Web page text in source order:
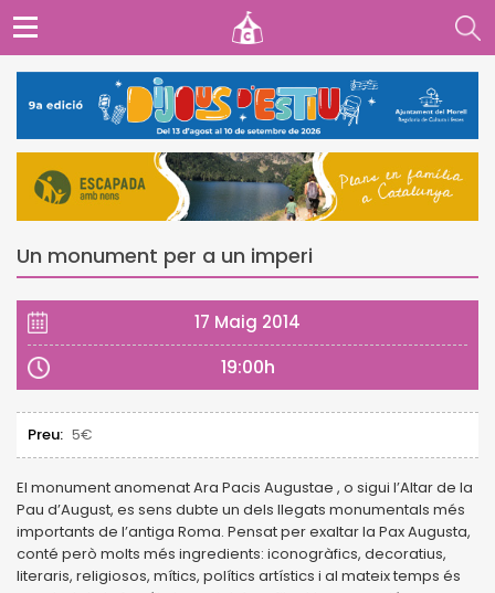
Un monument per a un imperi
17 Maig 2014
19:00h
Preu: 5€
El monument anomenat Ara Pacis Augustae , o sigui l’Altar de la
Pau d’August, es sens dubte un dels llegats monumentals més
importants de l’antiga Roma. Pensat per exaltar la Pax Augusta,
conté però molts més ingredients: iconogràfics, decoratius,
literaris, religiosos, mítics, polítics artístics i al mateix temps és